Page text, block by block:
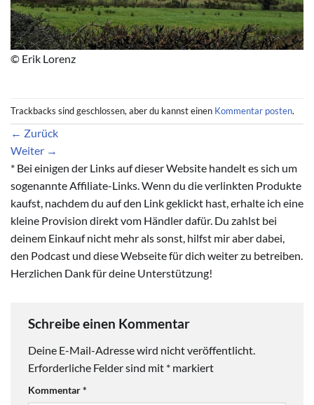
© Erik Lorenz
Trackbacks sind geschlossen, aber du kannst einen Kommentar posten.
← Zurück
Weiter →
* Bei einigen der Links auf dieser Website handelt es sich um
sogenannte Affiliate-Links. Wenn du die verlinkten Produkte
kaufst, nachdem du auf den Link geklickt hast, erhalte ich eine
kleine Provision direkt vom Händler dafür. Du zahlst bei
deinem Einkauf nicht mehr als sonst, hilfst mir aber dabei,
den Podcast und diese Webseite für dich weiter zu betreiben.
Herzlichen Dank für deine Unterstützung!
Schreibe einen Kommentar
Deine E-Mail-Adresse wird nicht veröffentlicht.
Erforderliche Felder sind mit * markiert
Kommentar*